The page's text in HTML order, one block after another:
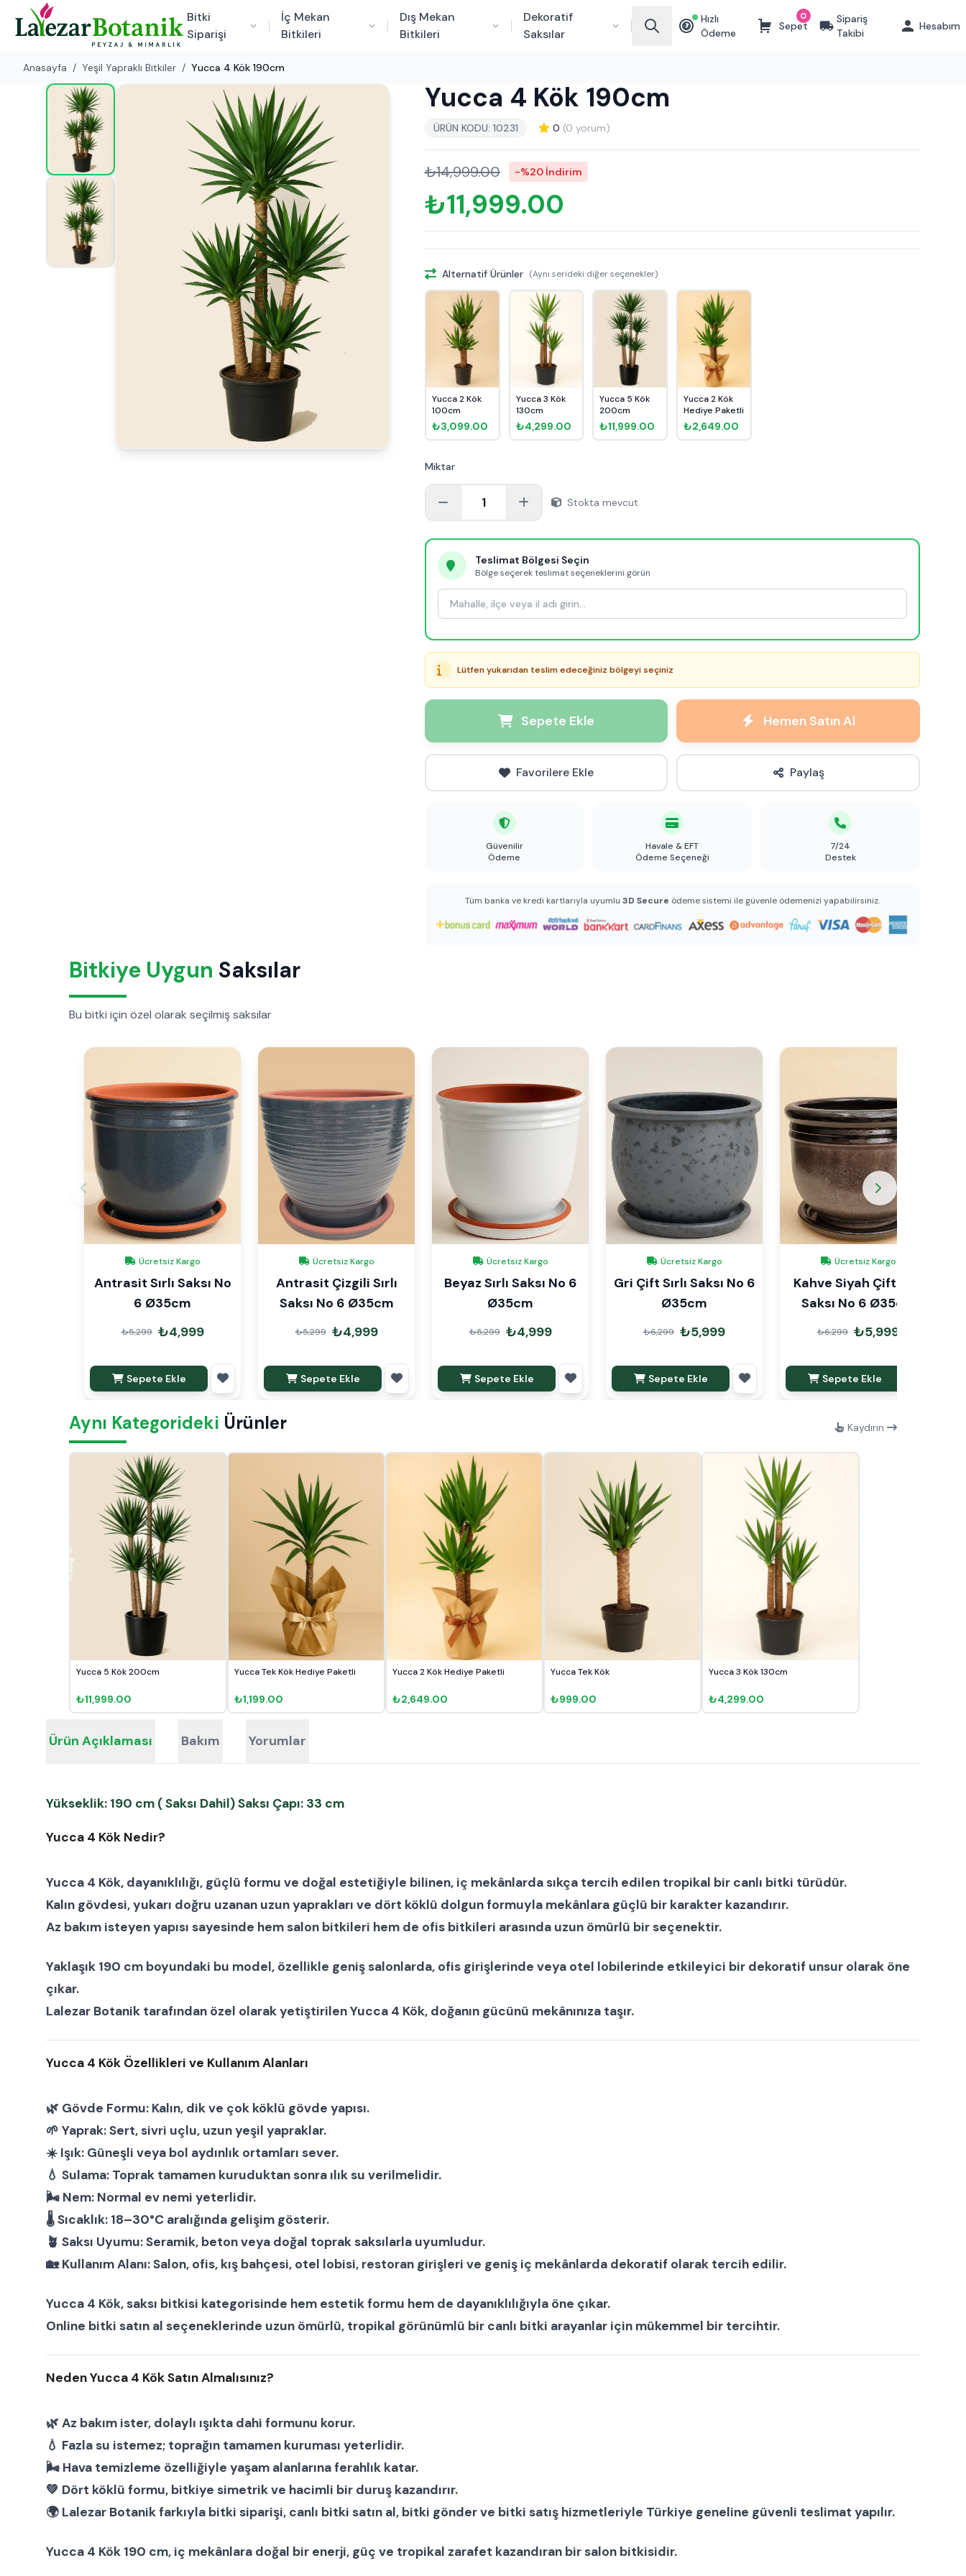
Bitki
Siparişi
İç Mekan
Bitkileri
Dış Mekan
Bitkileri
Dekoratif
Saksılar
₺
Hızlı
Ödeme
Sepet
0
Sipariş
Takibi
Hesabım
Anasayfa / Yeşil Yapraklı Bitkiler / Yucca 4 Kök 190cm
Yucca 4 Kök 190cm
ÜRÜN KODU: 10231 0 (0 yorum)
₺14,999.00 -%20 İndirim
₺11,999.00
Alternatif Ürünler (Aynı serideki diğer seçenekler)
Yucca 2 Kök
100cm
₺3,099.00
Yucca 3 Kök
130cm
₺4,299.00
Yucca 5 Kök
200cm
₺11,999.00
Yucca 2 Kök
Hediye Paketli
₺2,649.00
Miktar
1 Stokta mevcut
Teslimat Bölgesi Seçin
Bölge seçerek teslimat seçeneklerini görün
Lütfen yukarıdan teslim edeceğiniz bölgeyi seçiniz
Sepete Ekle Hemen Satın Al
Favorilere Ekle Paylaş
Güvenilir
Ödeme
Havale & EFT
Ödeme Seçeneği
7/24
Destek
Tüm banka ve kredi kartlarıyla uyumlu 3D Secure ödeme sistemi ile güvenle ödemenizi yapabilirsiniz.
Bitkiye Uygun Saksılar
Bu bitki için özel olarak seçilmiş saksılar
Ücretsiz Kargo
Antrasit Sırlı Saksı No
6 Ø35cm
₺5,299 ₺4,999
Sepete Ekle
Ücretsiz Kargo
Antrasit Çizgili Sırlı
Saksı No 6 Ø35cm
₺5,299 ₺4,999
Sepete Ekle
Ücretsiz Kargo
Beyaz Sırlı Saksı No 6
Ø35cm
₺5,299 ₺4,999
Sepete Ekle
Ücretsiz Kargo
Gri Çift Sırlı Saksı No 6
Ø35cm
₺6,299 ₺5,999
Sepete Ekle
Ücretsiz Kargo
Kahve Siyah Çift Sırlı
Saksı No 6 Ø35cm
₺6,299 ₺5,999
Sepete Ekle
Aynı Kategorideki Ürünler Kaydırın
Yucca 5 Kök 200cm
₺11,999.00
Yucca Tek Kök Hediye Paketli
₺1,199.00
Yucca 2 Kök Hediye Paketli
₺2,649.00
Yucca Tek Kök
₺999.00
Yucca 3 Kök 130cm
₺4,299.00
Ürün Açıklaması Bakım Yorumlar
Yükseklik: 190 cm ( Saksı Dahil) Saksı Çapı: 33 cm
Yucca 4 Kök Nedir?
Yucca 4 Kök, dayanıklılığı, güçlü formu ve doğal estetiğiyle bilinen, iç mekânlarda sıkça tercih edilen tropikal bir canlı bitki türüdür.
Kalın gövdesi, yukarı doğru uzanan uzun yaprakları ve dört köklü dolgun formuyla mekânlara güçlü bir karakter kazandırır.
Az bakım isteyen yapısı sayesinde hemsalon bitkileri hem de ofis bitkileri arasında uzun ömürlü bir seçenektir.
Yaklaşık 190 cm boyundaki bu model, özellikle geniş salonlarda, ofis girişlerinde veya otel lobilerinde etkileyici bir dekoratif unsur olarak öne
çıkar.
Lalezar Botanik tarafından özel olarak yetiştirilenYucca 4 Kök, doğanın gücünü mekânınıza taşır.
Yucca 4 Kök Özellikleri ve Kullanım Alanları
🌿 Gövde Formu: Kalın, dik ve çok köklü gövde yapısı.
🌱 Yaprak:Sert, sivri uçlu, uzun yeşil yapraklar.
☀️ Işık: Güneşli veya bol aydınlık ortamları sever.
💧 Sulama: Toprak tamamen kuruduktan sonra ılık su verilmelidir.
🌬 Nem: Normal ev nemi yeterlidir.
🌡Sıcaklık: 18–30°C aralığında gelişim gösterir.
🪴 Saksı Uyumu:Seramik, beton veya doğal toprak saksılarla uyumludur.
🏡Kullanım Alanı:Salon, ofis, kış bahçesi, otel lobisi, restoran girişleri ve geniş iç mekânlarda dekoratif olarak tercih edilir.
Yucca 4 Kök,saksı bitkisi kategorisinde hem estetik formu hem de dayanıklılığıyla öne çıkar.
Online bitki satın al seçeneklerinde uzun ömürlü, tropikal görünümlü bir canlı bitki arayanlar için mükemmel bir tercihtir.
Neden Yucca 4 Kök Satın Almalısınız?
🌿 Az bakım ister, dolaylı ışıkta dahi formunu korur.
💧 Fazla su istemez; toprağın tamamen kuruması yeterlidir.
🌬 Hava temizleme özelliğiyle yaşam alanlarına ferahlık katar.
💚 Dört köklü formu, bitkiye simetrik ve hacimli bir duruş kazandırır.
🌍 Lalezar Botanikfarkıyla bitki siparişi, canlı bitki satın al, bitki gönderve bitki satış hizmetleriyle Türkiye geneline güvenli teslimat yapılır.
Yucca 4 Kök 190 cm, iç mekânlara doğal bir enerji, güç ve tropikal zarafet kazandıran birsalon bitkisidir.